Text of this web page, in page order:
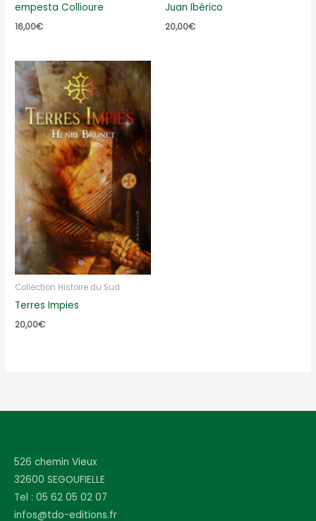
empesta Collioure
16,00€
Juan Ibérico
20,00€
Collection Histoire du Sud
Terres Impies
20,00€
526 chemin Vieux
32600 SEGOUFIELLE
Tel : 05 62 05 02 07
infos@tdo-editions.fr